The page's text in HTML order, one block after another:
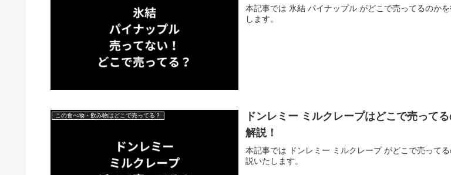
本記事では 氷結 パイナップル がどこで売ってるのか
します。
この食べ物・飲み物はどこで売ってる？
ドンレミー ミルクレープはどこで売って
解説！
本記事では ドンレミー ミルクレープ がどこで売って
説いたします。